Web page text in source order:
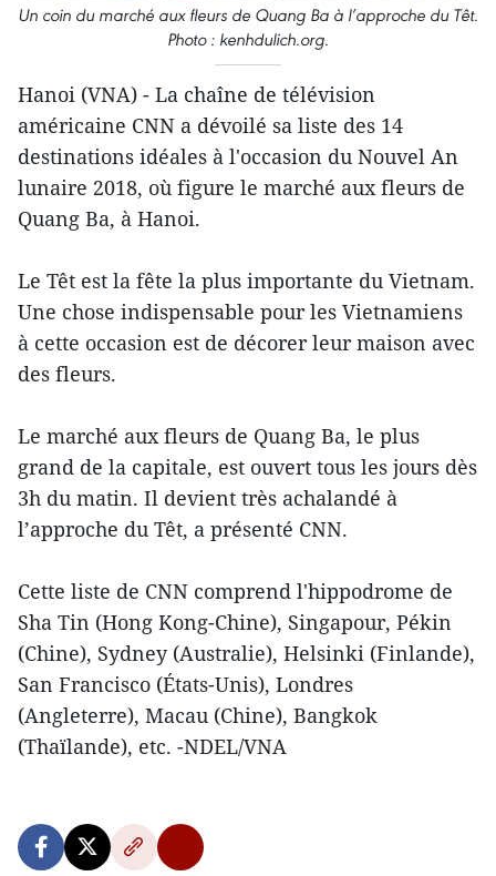
Un coin du marché aux fleurs de Quang Ba à l’approche du Têt.
Photo : kenhdulich.org.
Hanoi (VNA) - La chaîne de télévision
américaine CNN a ​dévoilé sa liste des 14
destinations idéales à l'occasion du Nouvel An
lunaire 2018, où figure le marché aux fleurs de
Quang Ba, à Hanoi.
Le Têt est la fête la plus importante du Vietnam.
Une chose indispensable pour les Vietnamiens
à cette occasion est de décorer leur maison avec
des fleurs.
Le marché aux fleurs de Quang Ba, le plus
grand​ de la capitale, est ouvert tous les jours dès
3h du matin. Il devient très achalandé à
l’approche du Têt, a présenté CNN.
​Cette liste de CNN comprend l'hippodrome de
Sha Tin (Hong Kong-Chine), Singapour, Pékin
(Chine), Sydney (Australie), Helsinki (Finlande),
San Francisco (États-Unis), Londres
(Angleterre), Macau (Chine), Bangkok
(Thaïlande), etc. -NDEL/VNA